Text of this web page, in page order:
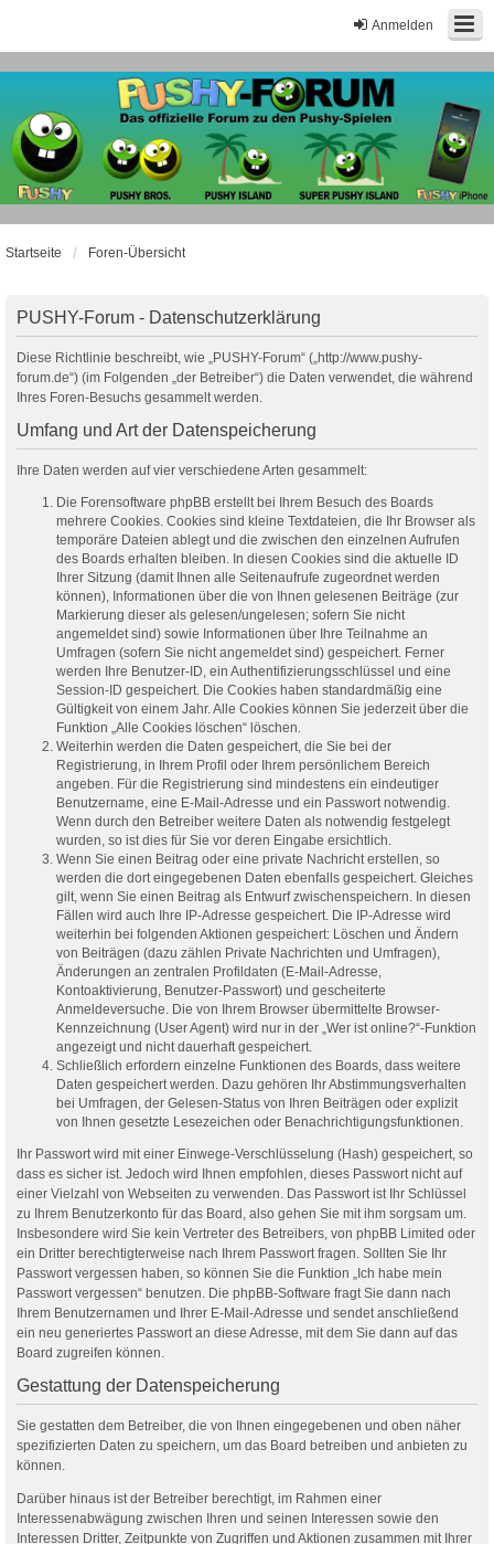
Anmelden
Startseite Foren-Übersicht
PUSHY-Forum - Datenschutzerklärung
Diese Richtlinie beschreibt, wie „PUSHY-Forum“ („http://www.pushy-
forum.de“) (im Folgenden „der Betreiber“) die Daten verwendet, die während
Ihres Foren-Besuchs gesammelt werden.
Umfang und Art der Datenspeicherung
Ihre Daten werden auf vier verschiedene Arten gesammelt:
Die Forensoftware phpBB erstellt bei Ihrem Besuch des Boards
mehrere Cookies. Cookies sind kleine Textdateien, die Ihr Browser als
temporäre Dateien ablegt und die zwischen den einzelnen Aufrufen
des Boards erhalten bleiben. In diesen Cookies sind die aktuelle ID
Ihrer Sitzung (damit Ihnen alle Seitenaufrufe zugeordnet werden
können), Informationen über die von Ihnen gelesenen Beiträge (zur
Markierung dieser als gelesen/ungelesen; sofern Sie nicht
angemeldet sind) sowie Informationen über Ihre Teilnahme an
Umfragen (sofern Sie nicht angemeldet sind) gespeichert. Ferner
werden Ihre Benutzer-ID, ein Authentifizierungsschlüssel und eine
Session-ID gespeichert. Die Cookies haben standardmäßig eine
Gültigkeit von einem Jahr. Alle Cookies können Sie jederzeit über die
Funktion „Alle Cookies löschen“ löschen.
Weiterhin werden die Daten gespeichert, die Sie bei der
Registrierung, in Ihrem Profil oder Ihrem persönlichem Bereich
angeben. Für die Registrierung sind mindestens ein eindeutiger
Benutzername, eine E-Mail-Adresse und ein Passwort notwendig.
Wenn durch den Betreiber weitere Daten als notwendig festgelegt
wurden, so ist dies für Sie vor deren Eingabe ersichtlich.
Wenn Sie einen Beitrag oder eine private Nachricht erstellen, so
werden die dort eingegebenen Daten ebenfalls gespeichert. Gleiches
gilt, wenn Sie einen Beitrag als Entwurf zwischenspeichern. In diesen
Fällen wird auch Ihre IP-Adresse gespeichert. Die IP-Adresse wird
weiterhin bei folgenden Aktionen gespeichert: Löschen und Ändern
von Beiträgen (dazu zählen Private Nachrichten und Umfragen),
Änderungen an zentralen Profildaten (E-Mail-Adresse,
Kontoaktivierung, Benutzer-Passwort) und gescheiterte
Anmeldeversuche. Die von Ihrem Browser übermittelte Browser-
Kennzeichnung (User Agent) wird nur in der „Wer ist online?“-Funktion
angezeigt und nicht dauerhaft gespeichert.
Schließlich erfordern einzelne Funktionen des Boards, dass weitere
Daten gespeichert werden. Dazu gehören Ihr Abstimmungsverhalten
bei Umfragen, der Gelesen-Status von Ihren Beiträgen oder explizit
von Ihnen gesetzte Lesezeichen oder Benachrichtigungsfunktionen.
Ihr Passwort wird mit einer Einwege-Verschlüsselung (Hash) gespeichert, so
dass es sicher ist. Jedoch wird Ihnen empfohlen, dieses Passwort nicht auf
einer Vielzahl von Webseiten zu verwenden. Das Passwort ist Ihr Schlüssel
zu Ihrem Benutzerkonto für das Board, also gehen Sie mit ihm sorgsam um.
Insbesondere wird Sie kein Vertreter des Betreibers, von phpBB Limited oder
ein Dritter berechtigterweise nach Ihrem Passwort fragen. Sollten Sie Ihr
Passwort vergessen haben, so können Sie die Funktion „Ich habe mein
Passwort vergessen“ benutzen. Die phpBB-Software fragt Sie dann nach
Ihrem Benutzernamen und Ihrer E-Mail-Adresse und sendet anschließend
ein neu generiertes Passwort an diese Adresse, mit dem Sie dann auf das
Board zugreifen können.
Gestattung der Datenspeicherung
Sie gestatten dem Betreiber, die von Ihnen eingegebenen und oben näher
spezifizierten Daten zu speichern, um das Board betreiben und anbieten zu
können.
Darüber hinaus ist der Betreiber berechtigt, im Rahmen einer
Interessenabwägung zwischen Ihren und seinen Interessen sowie den
Interessen Dritter, Zeitpunkte von Zugriffen und Aktionen zusammen mit Ihrer